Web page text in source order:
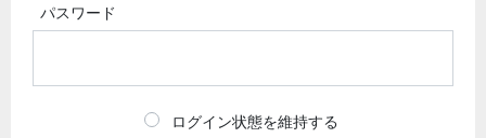
パスワード
ログイン状態を維持する